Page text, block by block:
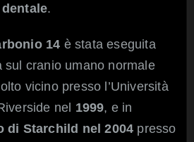
.
14 è stata eseguita
sul cranio umano normale
vicino presso l’Università
nel 1999, e in
di Starchild nel 2004 presso